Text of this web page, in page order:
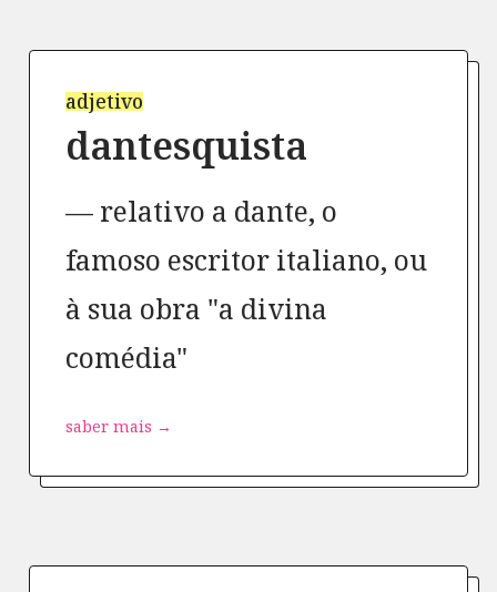
adjetivo
dantesquista
relativo a dante, o
famoso escritor italiano, ou
à sua obra "a divina
comédia"
saber mais →